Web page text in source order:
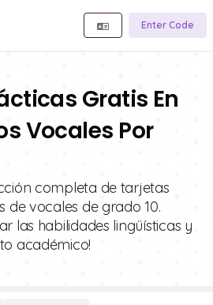
Enter Code
Gratis En
Vocales Por
completa de tarjetas
de vocales de grado 10.
las habilidades lingüísticas y
académico!